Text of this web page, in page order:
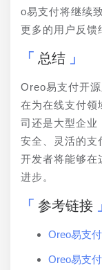
o易支付将继续
更多的用户反馈
总结
Oreo易支付开
在为在线支付领
司还是大型企业
安全、灵活的支
开发者将能够在
进步。
参考链接
Oreo易支
Oreo易支